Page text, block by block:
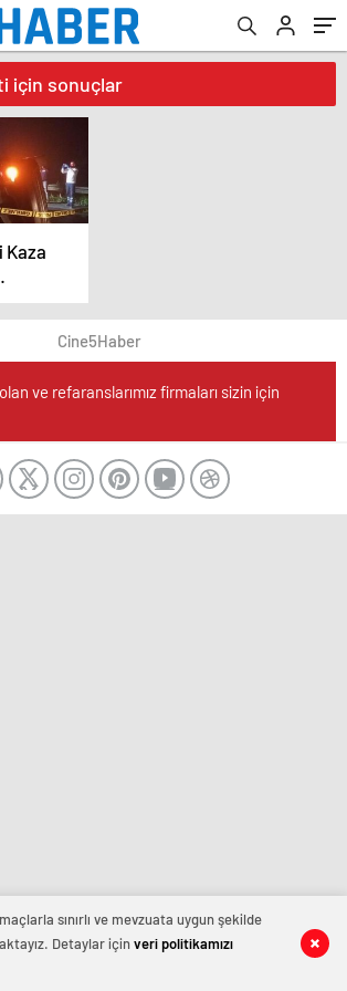
için sonuçlar
Kaza
Cine5Haber
ve refaranslarımız firmaları sizin için
sınırlı ve mevzuata uygun şekilde
Detaylar içinveri politikamızı